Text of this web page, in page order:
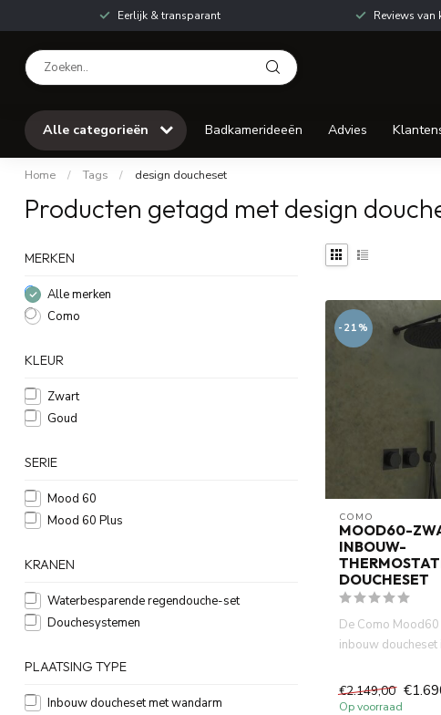
Eerlijk & transparant Reviews van
Alle categorieën Badkamerideeën Advies
Home / Tags / design doucheset
Producten getagd met design
MERKEN
Alle merken
Como
KLEUR
Zwart
Goud
SERIE
Mood 60
Mood 60 Plus
KRANEN
Waterbesparende regendouche-set
Douchesystemen
PLAATSING TYPE
Inbouw doucheset met wandarm
-21%
COMO
MOOD60-
INBOUW-
DOUCHESET
De Como
inbouw doucheset
badkamer...
€2.149,00
Op voorraad